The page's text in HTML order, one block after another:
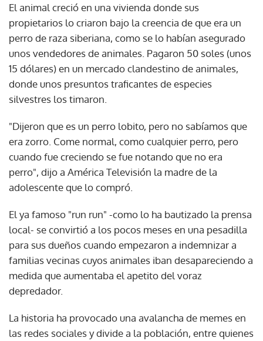
El animal creció en una vivienda donde sus
propietarios lo criaron bajo la creencia de que era un
perro de raza siberiana, como se lo habían asegurado
unos vendedores de animales. Pagaron 50 soles (unos
15 dólares) en un mercado clandestino de animales,
donde unos presuntos traficantes de especies
silvestres los timaron.
"Dijeron que es un perro lobito, pero no sabíamos que
era zorro. Come normal, como cualquier perro, pero
cuando fue creciendo se fue notando que no era
perro", dijo a América Televisión la madre de la
adolescente que lo compró.
El ya famoso "run run" -como lo ha bautizado la prensa
local- se convirtió a los pocos meses en una pesadilla
para sus dueños cuando empezaron a indemnizar a
familias vecinas cuyos animales iban desapareciendo a
medida que aumentaba el apetito del voraz
depredador.
La historia ha provocado una avalancha de memes en
las redes sociales y divide a la población, entre quienes